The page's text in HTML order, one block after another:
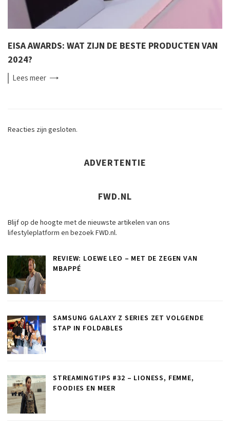
EISA AWARDS: WAT ZIJN DE BESTE PRODUCTEN VAN
2024?
Leesmeer
Reacties zijn gesloten.
ADVERTENTIE
FWD.NL
Blijf op de hoogte met de nieuwste artikelen van ons
lifestyleplatform en bezoek FWD.nl.
REVIEW: LOEWE LEO – MET DE ZEGEN VAN
MBAPPÉ
SAMSUNG GALAXY Z SERIES ZET VOLGENDE
STAP IN FOLDABLES
STREAMINGTIPS #32 – LIONESS, FEMME,
FOODIES EN MEER